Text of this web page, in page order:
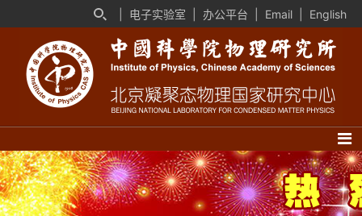
电子实验室 办公平台 Email English